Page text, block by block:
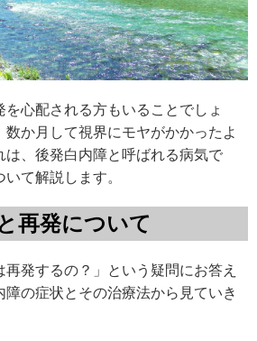
心配される方もいることでしょ
数か月して視界にモヤがかかったよ
は、後発白内障と呼ばれる病気で
て解説します。
再発について
再発するの？」という疑問にお答え
の症状とその治療法から見ていき